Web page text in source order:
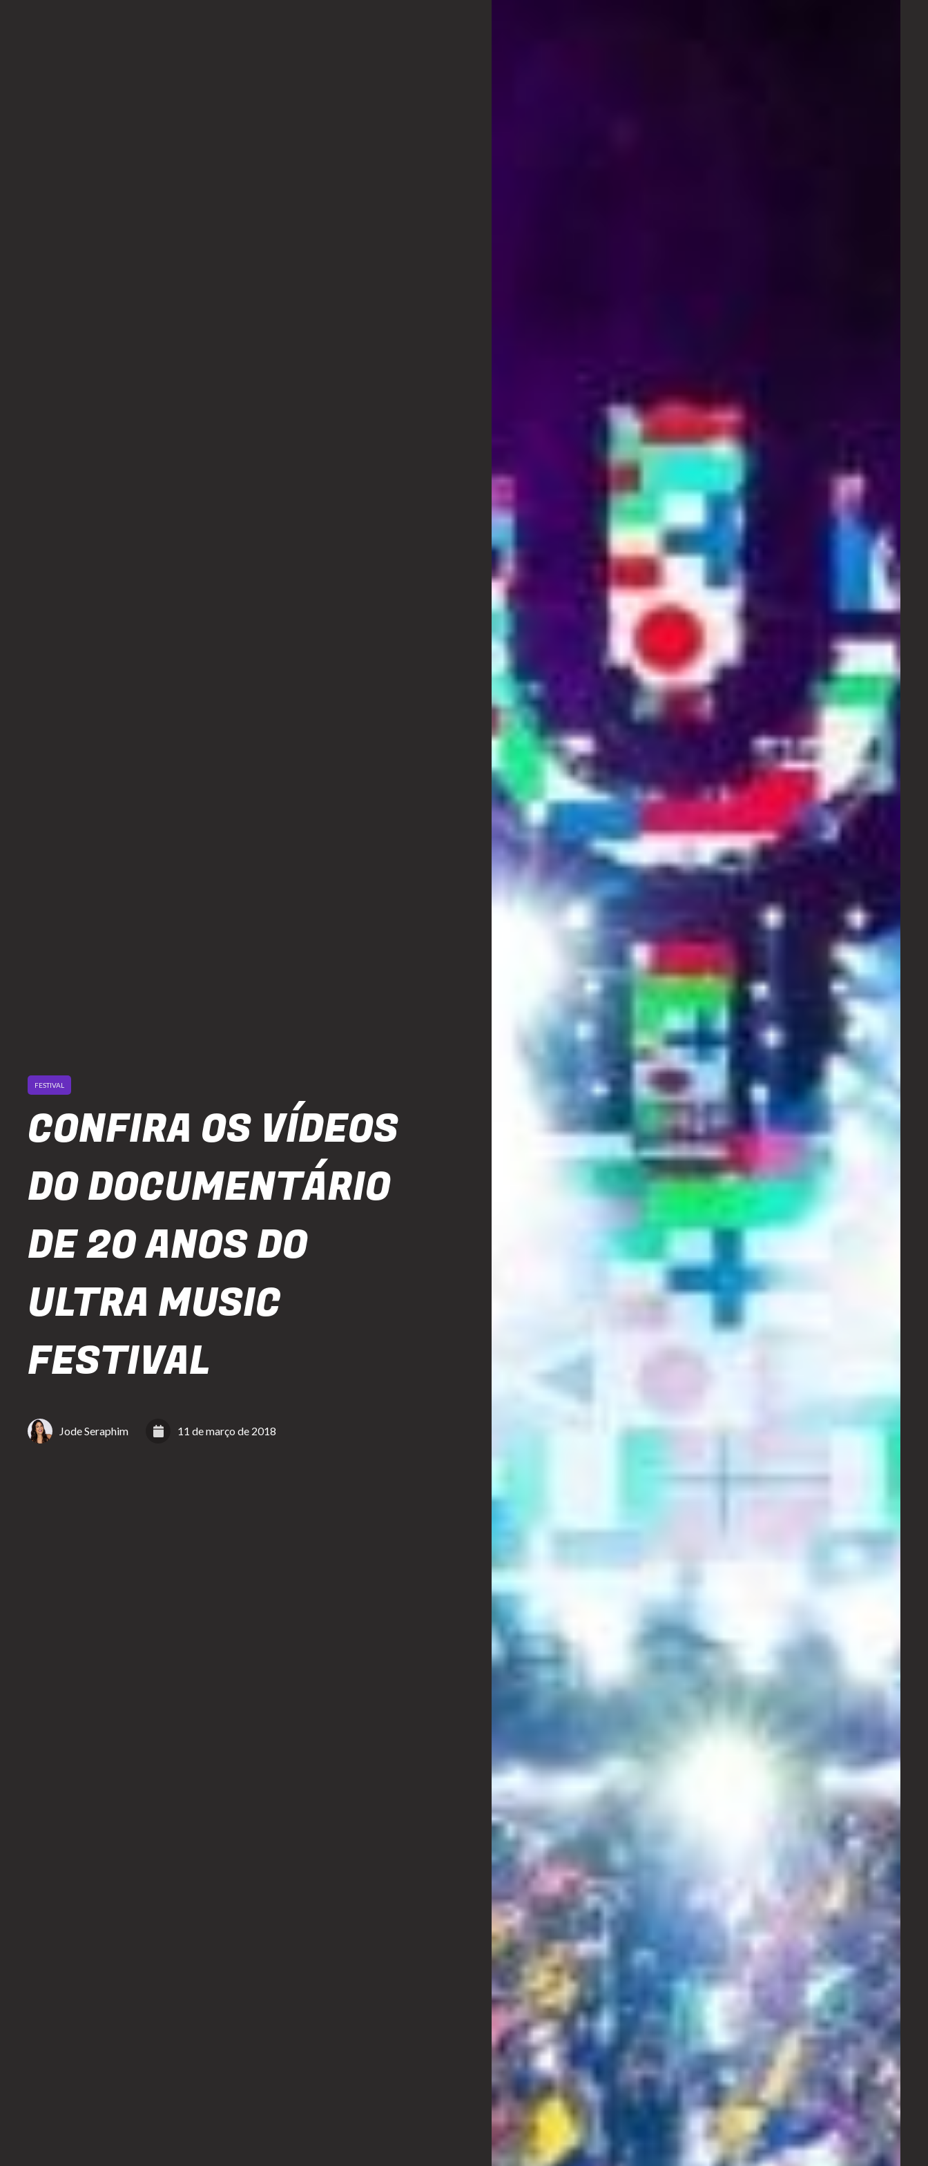
FESTIVAL
CONFIRA OS VÍDEOS
DO DOCUMENTÁRIO
DE 20 ANOS DO
ULTRA MUSIC
FESTIVAL
Jode Seraphim 11 de março de 2018